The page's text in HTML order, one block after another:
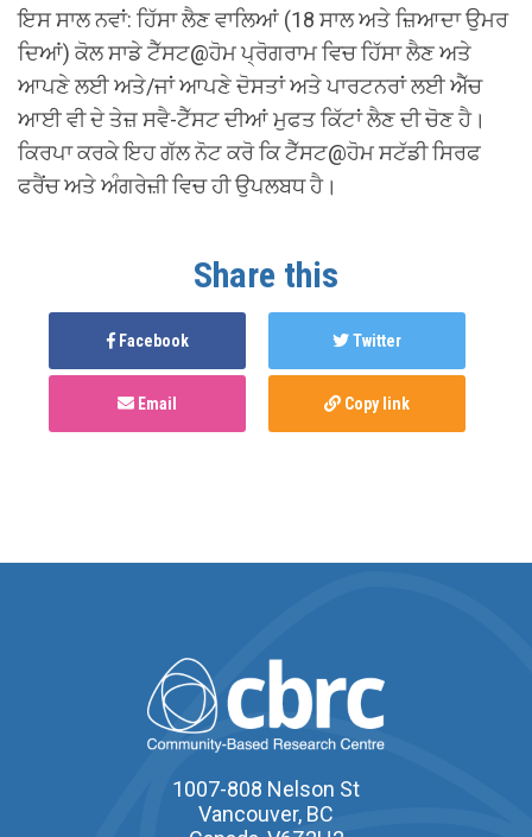
ਇਸ ਸਾਲ ਨਵਾਂ: ਹਿੱਸਾ ਲੈਣ ਵਾਲਿਆਂ (18 ਸਾਲ ਅਤੇ ਜ਼ਿਆਦਾ ਉਮਰ
ਦਿਆਂ) ਕੋਲ ਸਾਡੇ ਟੈੱਸਟ@ਹੋਮ ਪ੍ਰੋਗਰਾਮ ਵਿਚ ਹਿੱਸਾ ਲੈਣ ਅਤੇ
ਆਪਣੇ ਲਈ ਅਤੇ/ਜਾਂ ਆਪਣੇ ਦੋਸਤਾਂ ਅਤੇ ਪਾਰਟਨਰਾਂ ਲਈ ਐੱਚ
ਆਈ ਵੀ ਦੇ ਤੇਜ਼ ਸਵੈ-ਟੈੱਸਟ ਦੀਆਂ ਮੁਫਤ ਕਿੱਟਾਂ ਲੈਣ ਦੀ ਚੋਣ ਹੈ।
ਕਿਰਪਾ ਕਰਕੇ ਇਹ ਗੱਲ ਨੋਟ ਕਰੋ ਕਿ ਟੈੱਸਟ@ਹੋਮ ਸਟੱਡੀ ਸਿਰਫ
ਫਰੈਂਚ ਅਤੇ ਅੰਗਰੇਜ਼ੀ ਵਿਚ ਹੀ ਉਪਲਬਧ ਹੈ।
Share this
Facebook Twitter
Email Copy link
1007-808 Nelson St
Vancouver, BC